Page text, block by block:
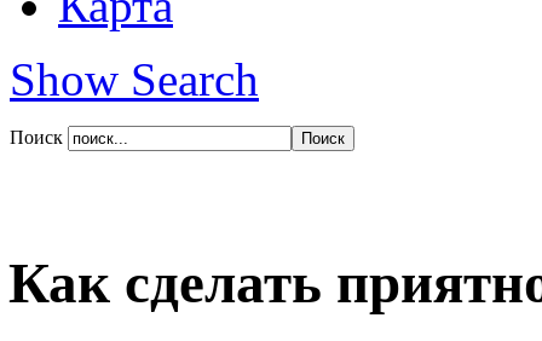
Show Search
Поиск
Как сделать